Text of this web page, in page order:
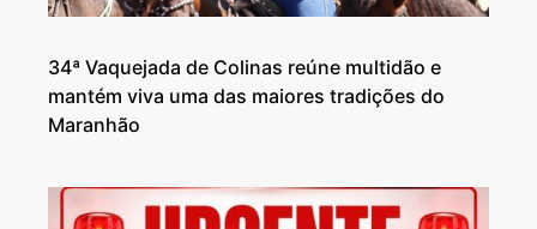
34ª Vaquejada de Colinas reúne multidão e
mantém viva uma das maiores tradições do
Maranhão